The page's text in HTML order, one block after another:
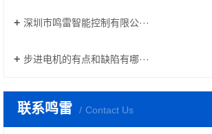
深圳市鸣雷智能控制有限公···
步进电机的有点和缺陷有哪···
联系鸣雷 Contact Us